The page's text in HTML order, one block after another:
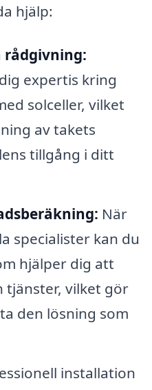
hjälp:
rådgivning:
expertis kring
solceller, vilket
av takets
tillgång i ditt
När
specialister kan du
hjälper dig att
tjänster, vilket gör
den lösning som
installation